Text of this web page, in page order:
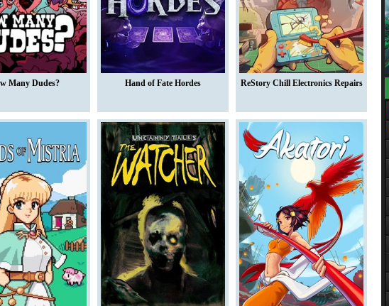
Many Dudes? Hand of Fate Hordes ReStory Chill Electronics Repairs